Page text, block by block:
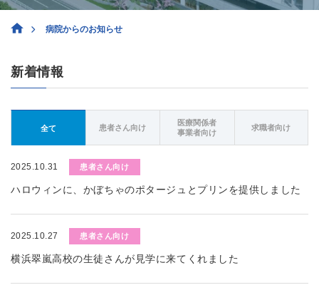
病院からのお知らせ
新着情報
全て 患者さん向け
医療関係者
事業者向け
求職者向け
2025.10.31 患者さん向け
ハロウィンに、かぼちゃのポタージュとプリンを提供しました
2025.10.27 患者さん向け
横浜翠嵐高校の生徒さんが見学に来てくれました